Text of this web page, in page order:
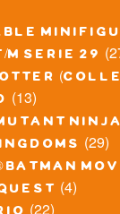
serie 29
(13)
(29)
(4)
(22)